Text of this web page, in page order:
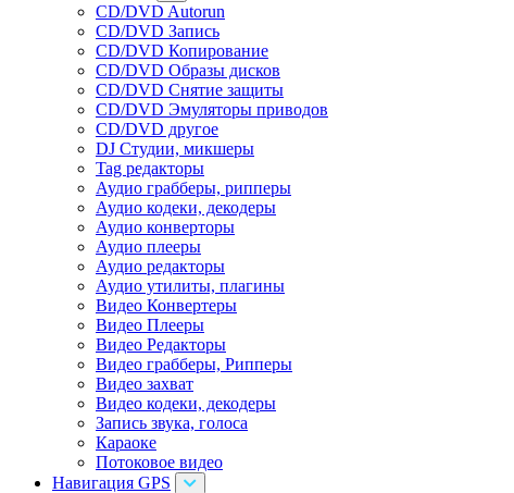
CD/DVD Autorun
CD/DVD Запись
CD/DVD Копирование
CD/DVD Образы дисков
CD/DVD Снятие защиты
CD/DVD Эмуляторы приводов
CD/DVD другое
DJ Студии, микшеры
Tag редакторы
Аудио грабберы, рипперы
Аудио кодеки, декодеры
Аудио конверторы
Аудио плееры
Аудио редакторы
Аудио утилиты, плагины
Видео Конвертеры
Видео Плееры
Видео Редакторы
Видео грабберы, Рипперы
Видео захват
Видео кодеки, декодеры
Запись звука, голоса
Караоке
Потоковое видео
Навигация GPS